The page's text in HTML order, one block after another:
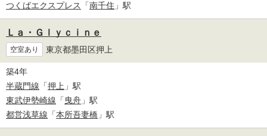
つくばエクスプレス
「南千住 」駅
Ｌａ・Ｇｌｙｃｉｎｅ
空室あり 東京都墨田区押上
築4年
半蔵門線 「押上 」駅
東武伊勢崎線 「 曳舟 」駅
都営浅草線 「本所吾妻橋 」駅